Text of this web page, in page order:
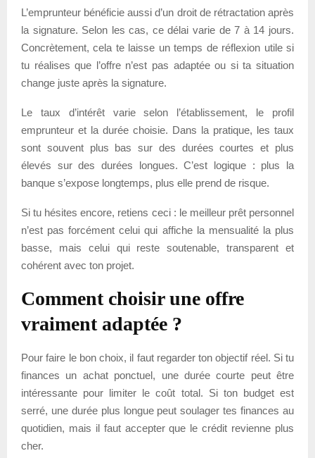
L’emprunteur bénéficie aussi d’un droit de rétractation après
la signature. Selon les cas, ce délai varie de 7 à 14 jours.
Concrètement, cela te laisse un temps de réflexion utile si
tu réalises que l’offre n’est pas adaptée ou si ta situation
change juste après la signature.
Le taux d’intérêt varie selon l’établissement, le profil
emprunteur et la durée choisie. Dans la pratique, les taux
sont souvent plus bas sur des durées courtes et plus
élevés sur des durées longues. C’est logique : plus la
banque s’expose longtemps, plus elle prend de risque.
Si tu hésites encore, retiens ceci : le meilleur prêt personnel
n’est pas forcément celui qui affiche la mensualité la plus
basse, mais celui qui reste soutenable, transparent et
cohérent avec ton projet.
Comment choisir une offre
vraiment adaptée ?
Pour faire le bon choix, il faut regarder ton objectif réel. Si tu
finances un achat ponctuel, une durée courte peut être
intéressante pour limiter le coût total. Si ton budget est
serré, une durée plus longue peut soulager tes finances au
quotidien, mais il faut accepter que le crédit revienne plus
cher.